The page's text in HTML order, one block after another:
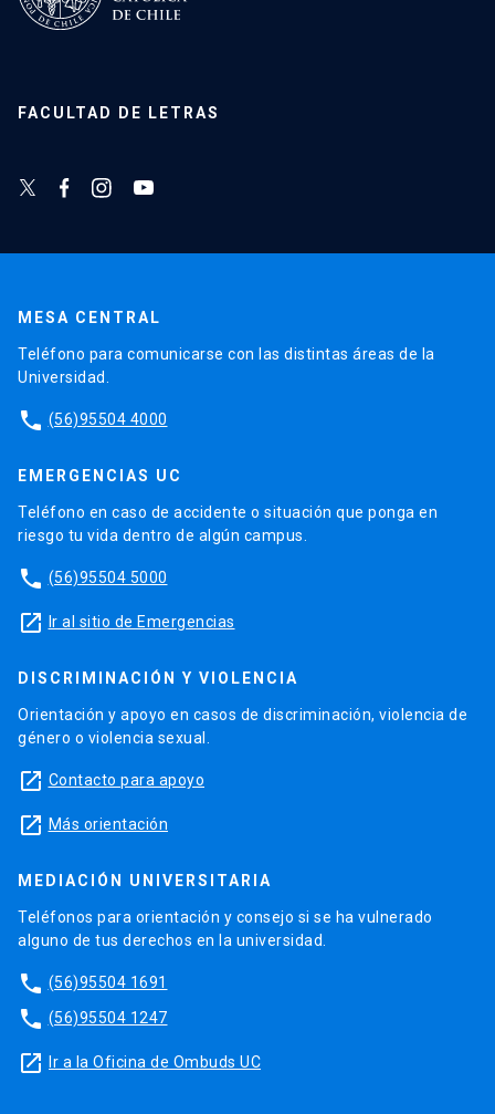
FACULTAD DE LETRAS
MESA CENTRAL
Teléfono para comunicarse con las distintas áreas de la
Universidad.
phone (56)95504 4000
EMERGENCIAS UC
Teléfono en caso de accidente o situación que ponga en
riesgo tu vida dentro de algún campus.
phone (56)95504 5000
launch Ir al sitio de Emergencias
DISCRIMINACIÓN Y VIOLENCIA
Orientación y apoyo en casos de discriminación, violencia de
género o violencia sexual.
launch Contacto para apoyo
launch Más orientación
MEDIACIÓN UNIVERSITARIA
Teléfonos para orientación y consejo si se ha vulnerado
alguno de tus derechos en la universidad.
phone (56)95504 1691
phone (56)95504 1247
launch Ir a la Oficina de Ombuds UC